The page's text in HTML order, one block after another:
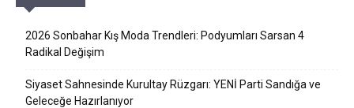
2026 Sonbahar Kış Moda Trendleri: Podyumları Sarsan 4
Radikal Değişim
Siyaset Sahnesinde Kurultay Rüzgarı: YENİ Parti Sandığa ve
Geleceğe Hazırlanıyor